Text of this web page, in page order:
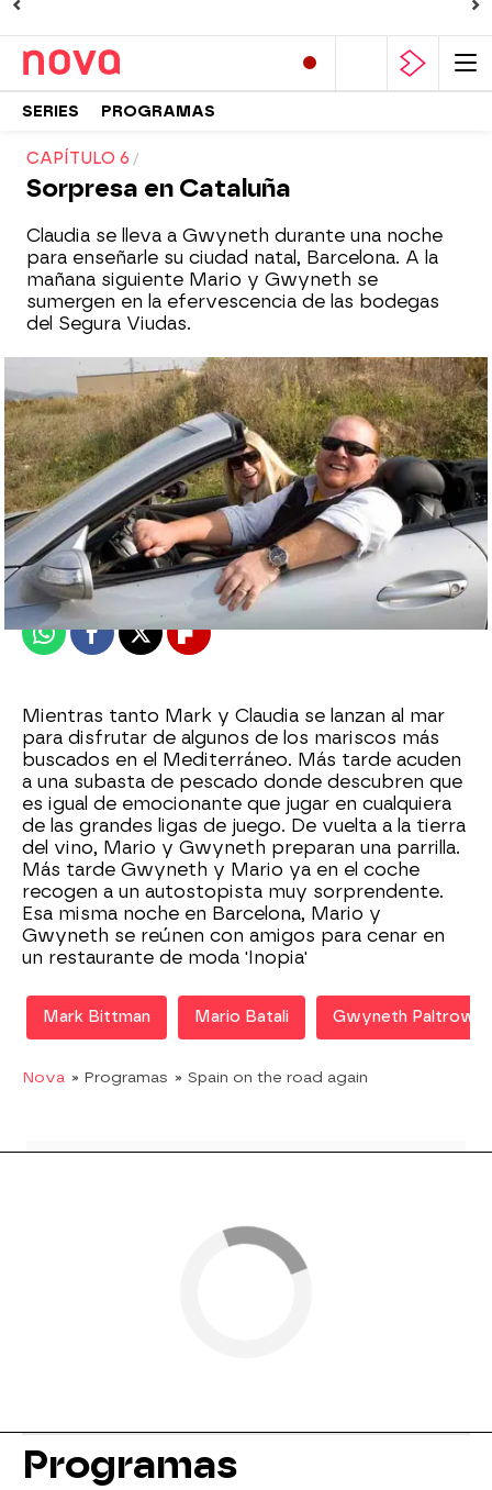
SERIES PROGRAMAS
CAPÍTULO 6
Sorpresa en Cataluña
Claudia se lleva a Gwyneth durante una noche
para enseñarle su ciudad natal, Barcelona. A la
mañana siguiente Mario y Gwyneth se
sumergen en la efervescencia de las bodegas
del Segura Viudas.
Nova
Madrid
Publicado:01 de septiembre de 2010, 17:33
WhatsappFacebook
X Flipboard
Mientras tanto Mark y Claudia se lanzan al mar
para disfrutar de algunos de los mariscos más
buscados en el Mediterráneo. Más tarde acuden
a una subasta de pescado donde descubren que
es igual de emocionante que jugar en cualquiera
de las grandes ligas de juego. De vuelta a la tierra
del vino, Mario y Gwyneth preparan una parrilla.
Más tarde Gwyneth y Mario ya en el coche
recogen a un autostopista muy sorprendente.
Esa misma noche en Barcelona, Mario y
Gwyneth se reúnen con amigos para cenar en
un restaurante de moda 'Inopia'
Mark Bittman Mario Batali Gwyneth Paltrow
Nova » Programas » Spain on the road again
Programas